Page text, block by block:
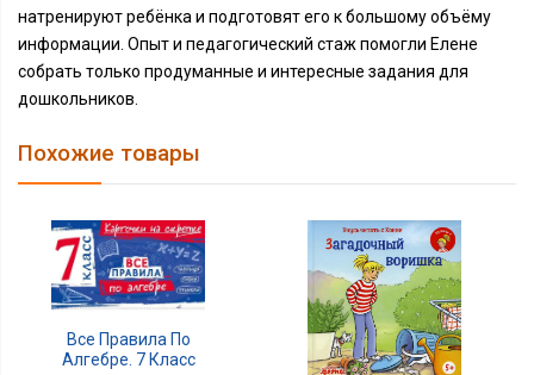
натренируют ребёнка и подготовят его к большому объёму
информации. Опыт и педагогический стаж помогли Елене
собрать только продуманные и интересные задания для
дошкольников.
Похожие товары
Все Правила По
Алгебре. 7 Класс